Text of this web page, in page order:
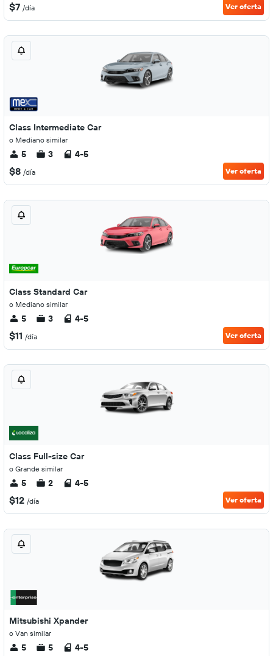
$7 /día Ver oferta
Class Intermediate Car
o Mediano similar
5 3 4-5
$8 /día Ver oferta
Class Standard Car
o Mediano similar
5 3 4-5
$11 /día Ver oferta
Class Full-size Car
o Grande similar
5 2 4-5
$12 /día Ver oferta
Mitsubishi Xpander
o Van similar
5 5 4-5